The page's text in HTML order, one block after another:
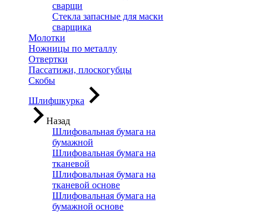
сварщи
Стекла запасные для маски
сварщика
Молотки
Ножницы по металлу
Отвертки
Пассатижи, плоскогубцы
Скобы
Шлифшкурка
Назад
Шлифовальная бумага на
бумажной
Шлифовальная бумага на
тканевой
Шлифовальная бумага на
тканевой основе
Шлифовальная бумага на
бумажной основе